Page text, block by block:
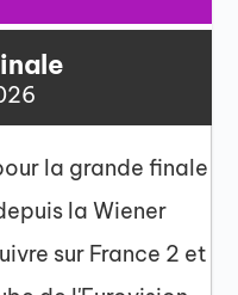
la grande finale
la Wiener
sur France 2 et